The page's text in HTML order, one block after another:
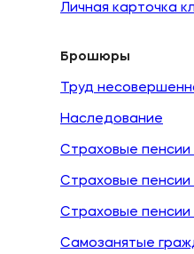
Личная карточка
Брошюры
Труд
Наследование
Страховые пенсии
Страховые пенсии
Страховые пенсии
Самозанятые